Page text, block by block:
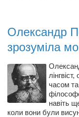
Олександр
зрозуміла
часом
навіть
коли вони були